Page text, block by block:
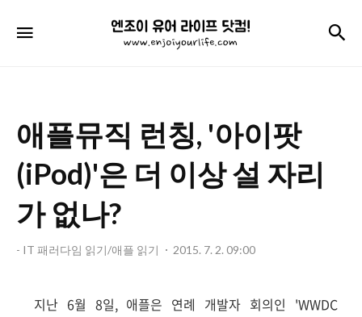
엔
조
어
라
이
닷
애플뮤직 런칭, '아이팟
(iPod)'은 더 이상 설 자리
가 없나?
- IT 패러다임 읽기/애플 읽기 2015. 7. 2. 09:00
지난 6월 8일, 애플은 연례 개발자 회의인 'WWDC